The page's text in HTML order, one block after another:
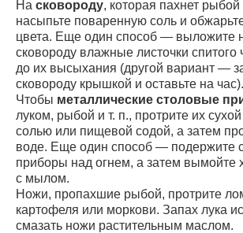
На сковороду, которая пахнет
насыпьте поваренную соль и
цвета. Еще один способ — выложите
сковороду влажные листочки спитого
до их высыхания (другой вариант —
сковороду крышкой и оставьте на час).
Чтобы металлические столовые
луком, рыбой и т. п., протрите их
солью или пищевой содой, а затем
воде. Еще один способ — подержите
приборы над огнем, а затем вымойте
с мылом.
Ножи, пропахшие рыбой, протрите
картофеля или моркови. Запах лука
смазать ножи растительным маслом.